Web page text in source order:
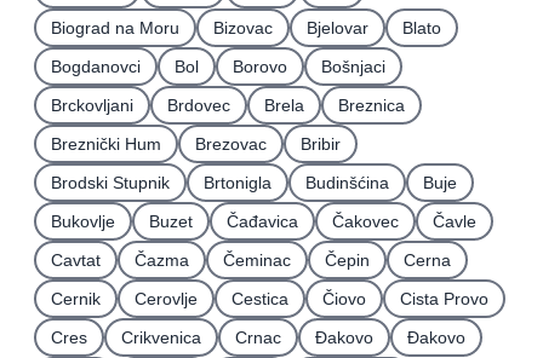
Biograd na Moru
Bizovac Bjelovar
Blato
Bogdanovci
Bol Borovo
Bošnjaci
Brckovljani
Brdovec Brela
Breznica
Breznički Hum
Brezovac
Bribir
Brodski Stupnik
Brtonigla Budinšćina
Buje
Bukovlje
Buzet Čađavica Čakovec
Čavle
Cavtat
Čazma Čeminac Čepin
Cerna
Cernik
Cerovlje Cestica Čiovo
Cista Provo
Cres
Crikvenica Crnac Đakovo
Ðakovo